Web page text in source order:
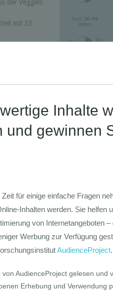
der Veggies
mit 33
gefolgt vom
7 Prozent.
Veggie-
am
an Veggies
nur 34
sollst nicht
wobei
der Gründe
Pro